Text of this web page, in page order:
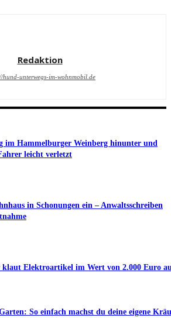
Redaktion
hund-unterwegs-im-wohnmobil.de
im Hammelburger Weinberg hinunter und
leicht verletzt
in Schonungen ein – Anwaltsschreiben
klaut Elektroartikel im Wert von 2.000 Euro
So einfach machst du deine eigene